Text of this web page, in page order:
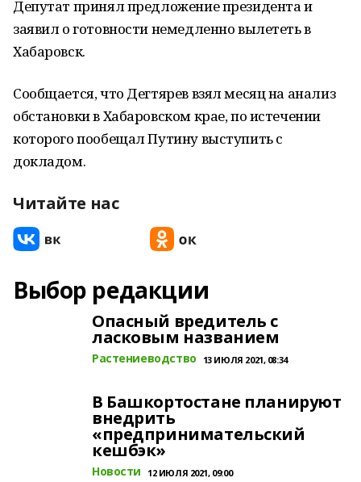
Депутат принял предложение президента и
заявил о готовности немедленно вылететь в
Хабаровск.
Сообщается, что Дегтярев взял месяц на анализ
обстановки в Хабаровском крае, по истечении
которого пообещал Путину выступить с
докладом.
Читайте нас
Выбор редакции
Опасный вредитель с
ласковым названием
Растениеводство 13 ИЮЛЯ 2021, 08:34
В Башкортостане планируют
внедрить
«предпринимательский
кешбэк»
Новости 12 ИЮЛЯ 2021, 09:00